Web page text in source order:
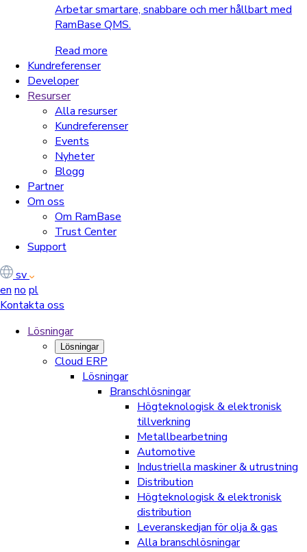
Arbetar smartare, snabbare och mer hållbart med
RamBase QMS.
Read more
Kundreferenser
Developer
Resurser
Alla resurser
Kundreferenser
Events
Nyheter
Blogg
Partner
Om oss
Om RamBase
Trust Center
Support
sv
en no pl
Kontakta oss
Lösningar
Lösningar
Cloud ERP
Lösningar
Branschlösningar
Högteknologisk & elektronisk
tillverkning
Metallbearbetning
Automotive
Industriella maskiner & utrustning
Distribution
Högteknologisk & elektronisk
distribution
Leveranskedjan för olja & gas
Alla branschlösningar